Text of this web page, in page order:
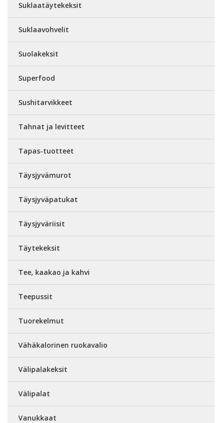
Suklaatäytekeksit
Suklaavohvelit
Suolakeksit
Superfood
Sushitarvikkeet
Tahnat ja levitteet
Tapas-tuotteet
Täysjyvämurot
Täysjyväpatukat
Täysjyväriisit
Täytekeksit
Tee, kaakao ja kahvi
Teepussit
Tuorekelmut
Vähäkalorinen ruokavalio
Välipalakeksit
Välipalat
Vanukkaat